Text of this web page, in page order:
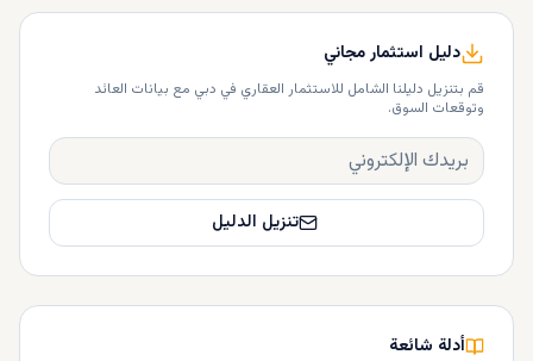
دليل استثمار مجاني
قم بتنزيل دليلنا الشامل للاستثمار العقاري في دبي مع بيانات العائد
وتوقعات السوق.
تنزيل الدليل
أدلة شائعة